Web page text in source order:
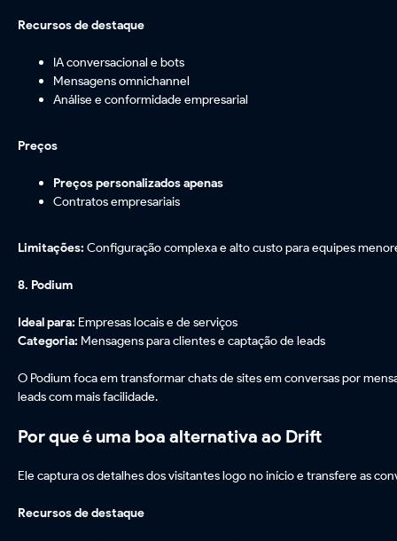
Recursos de destaque
IA conversacional e bots
Mensagens omnichannel
Análise e conformidade empresarial
Preços
Preços personalizados apenas
Contratos empresariais
Limitações: Configuração complexa e alto custo para equipes
8. Podium
Ideal para: Empresas locais e de serviços
Categoria: Mensagens para clientes e captação de leads
O Podium foca em transformar chats de sites em conversas por
leads com mais facilidade.
Por que é uma boa alternativa ao Drift
Ele captura os detalhes dos visitantes logo no início e transfere as
Recursos de destaque